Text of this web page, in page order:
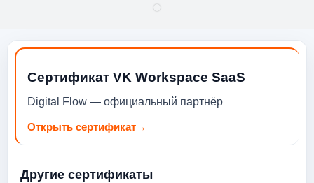
Сертификат VK Workspace SaaS
Digital Flow — официальный партнёр
Открыть сертификат→
Другие сертификаты